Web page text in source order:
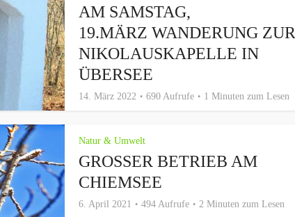
AM SAMSTAG,
19.MÄRZ WANDERUNG ZUR
NIKOLAUSKAPELLE IN
ÜBERSEE
14. März 2022 690 Aufrufe 1 Minuten zum Lesen
Natur & Umwelt
GROSSER BETRIEB AM C
HIEMSEE
6. April 2021 494 Aufrufe 2 Minuten zum Lesen